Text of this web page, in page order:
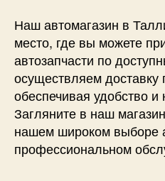
Наш автомагазин в
место, где вы можете
автозапчасти по
осуществляем доставку
обеспечивая удобство и
Загляните в наш
нашем широком выборе
профессиональном